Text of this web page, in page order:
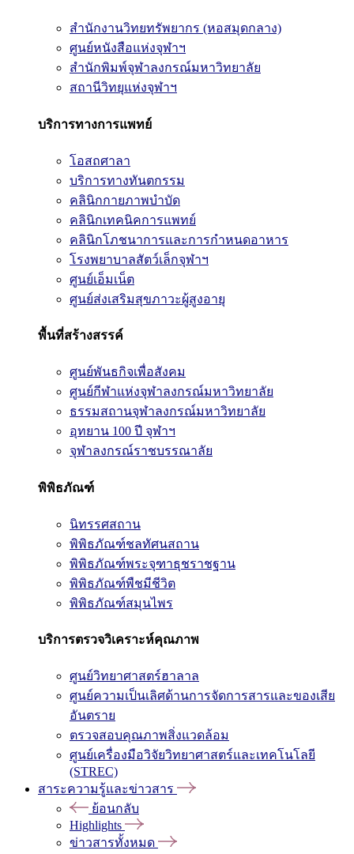
สำนักงานวิทยทรัพยากร (หอสมุดกลาง)
ศูนย์หนังสือแห่งจุฬาฯ
สำนักพิมพ์จุฬาลงกรณ์มหาวิทยาลัย
สถานีวิทยุแห่งจุฬาฯ
บริการทางการแพทย์
โอสถศาลา
บริการทางทันตกรรม
คลินิกกายภาพบำบัด
คลินิกเทคนิคการแพทย์
คลินิกโภชนาการและการกำหนดอาหาร
โรงพยาบาลสัตว์เล็กจุฬาฯ
ศูนย์เอ็มเน็ต
ศูนย์ส่งเสริมสุขภาวะผู้สูงอายุ
พื้นที่สร้างสรรค์
ศูนย์พันธกิจเพื่อสังคม
ศูนย์กีฬาแห่งจุฬาลงกรณ์มหาวิทยาลัย
ธรรมสถานจุฬาลงกรณ์มหาวิทยาลัย
อุทยาน 100 ปี จุฬาฯ
จุฬาลงกรณ์ราชบรรณาลัย
พิพิธภัณฑ์
นิทรรศสถาน
พิพิธภัณฑ์ชลทัศนสถาน
พิพิธภัณฑ์พระจุฑาธุชราชฐาน
พิพิธภัณฑ์พืชมีชีวิต
พิพิธภัณฑ์สมุนไพร
บริการตรวจวิเคราะห์คุณภาพ
ศูนย์วิทยาศาสตร์ฮาลาล
ศูนย์ความเป็นเลิศด้านการจัดการสารและของเสีย
อันตราย
ตรวจสอบคุณภาพสิ่งแวดล้อม
ศูนย์เครื่องมือวิจัยวิทยาศาสตร์และเทคโนโลยี
(STREC)
สาระความรู้และข่าวสาร
ย้อนกลับ
Highlights
ข่าวสารทั้งหมด